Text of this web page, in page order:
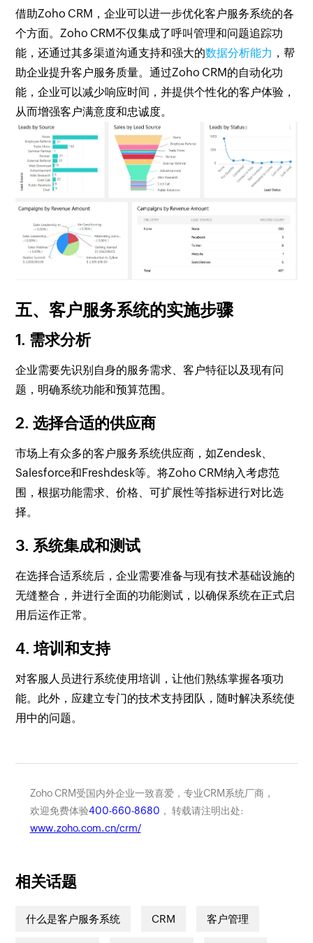
借助Zoho CRM，企业可以进一步优化客户服务系统的各
个方面。Zoho CRM不仅集成了呼叫管理和问题追踪功
能，还通过其多渠道沟通支持和强大的数据分析能力 ，帮
助企业提升客户服务质量。通过Zoho CRM的自动化功
能，企业可以减少响应时间，并提供个性化的客户体验，
从而增强客户满意度和忠诚度。
五、客户服务系统的实施步骤
1. 需求分析
企业需要先识别自身的服务需求、客户特征以及现有问
题，明确系统功能和预算范围。
2. 选择合适的供应商
市场上有众多的客户服务系统供应商，如Zendesk、
Salesforce和Freshdesk等。将Zoho CRM纳入考虑范
围，根据功能需求、价格、可扩展性等指标进行对比选
择。
3. 系统集成和测试
在选择合适系统后，企业需要准备与现有技术基础设施的
无缝整合，并进行全面的功能测试，以确保系统在正式启
用后运作正常。
4. 培训和支持
对客服人员进行系统使用培训，让他们熟练掌握各项功
能。此外，应建立专门的技术支持团队，随时解决系统使
用中的问题。
Zoho CRM受国内外企业一致喜爱，专业CRM系统厂商，
欢迎免费体验400-660-8680 ， 转载请注明出处:
www.zoho.com.cn/crm/
相关话题
什么是客户服务系统 CRM 客户管理